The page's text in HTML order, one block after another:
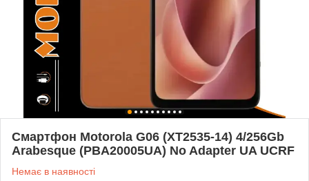
Смартфон Motorola G06 (XT2535-14) 4/256Gb
Arabesque (PBA20005UA) No Adapter UA UCRF
Немає в наявності